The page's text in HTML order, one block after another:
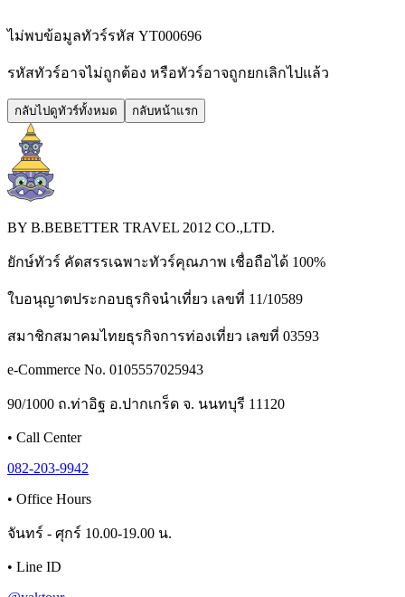
ไม่พบข้อมูลทัวร์รหัส YT000696
รหัสทัวร์อาจไม่ถูกต้อง หรือทัวร์อาจถูกยกเลิกไปแล้ว
กลับไปดูทัวร์ทั้งหมด กลับหน้าแรก
BY B.BEBETTER TRAVEL 2012 CO.,LTD.
ยักษ์ทัวร์ คัดสรรเฉพาะทัวร์คุณภาพ เชื่อถือได้ 100%
ใบอนุญาตประกอบธุรกิจนำเที่ยว เลขที่ 11/10589
สมาชิกสมาคมไทยธุรกิจการท่องเที่ยว เลขที่ 03593
e-Commerce No. 0105557025943
90/1000 ถ.ท่าอิฐ อ.ปากเกร็ด จ. นนทบุรี 11120
• Call Center
082-203-9942
• Office Hours
จันทร์ - ศุกร์ 10.00-19.00 น.
• Line ID